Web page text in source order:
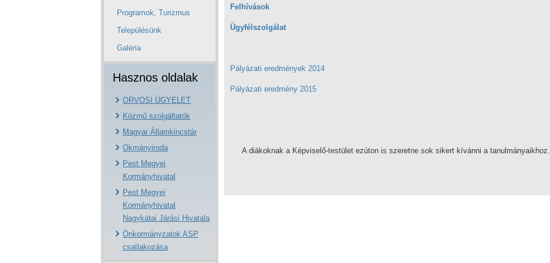
Programok, Turizmus
Településünk
Galéria
Hasznos oldalak
ORVOSI ÜGYELET
Közmű szolgáltatók
Magyar Államkincstár
Okmányiroda
Pest Megyei
Kormányhivatal
Pest Megyei
Kormányhivatal
Nagykátai Járási Hivatala
Önkormányzatok ASP
csatlakozása
Felhívások
Ügyfélszolgálat
Pályázati eredmények 2014
Pályázati eredmény 2015
A diákoknak a Képviselő-testület ezúton is szeretne sok sikert kívánni a tanulmányaikhoz.